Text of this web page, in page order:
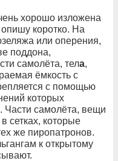
хорошо изложена
коротко. На
или оперения,
поддона,
самолёта, тела,
ёмкость с
с помощью
которых
Части самолёта, вещи
сетках, которые
же пиропатронов.
к открытому